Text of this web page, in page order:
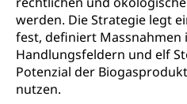
werden. Die Strategie legt
fest, definiert Massnahmen
Handlungsfeldern und elf
Potenzial der
nutzen.
AHV-
AHV-Beiträge
Ergänzungsleistungen
Körperbehinderung,
geistige Behinderung,
Erwerbsunfähigkeit,
Inklusion